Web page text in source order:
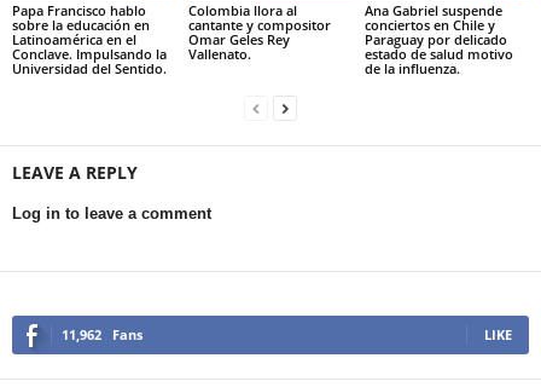
Papa Francisco hablo
sobre la educación en
Latinoamérica en el
Conclave. Impulsando la
Universidad del Sentido.
Colombia llora al
cantante y compositor
Omar Geles Rey
Vallenato.
Ana Gabriel suspende
conciertos en Chile y
Paraguay por delicado
estado de salud motivo
de la influenza.
LEAVE A REPLY
Log in to leave a comment
11,962 Fans LIKE